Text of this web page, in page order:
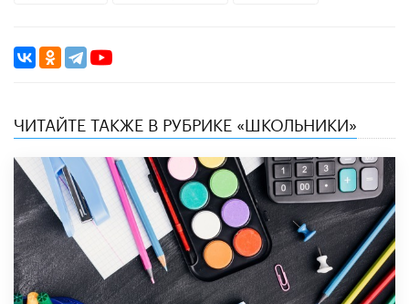
ЧИТАЙТЕ ТАКЖЕ В РУБРИКЕ «ШКОЛЬНИКИ»